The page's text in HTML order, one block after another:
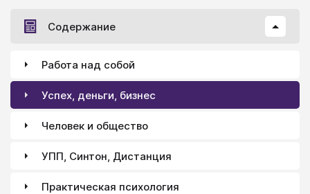
Содержание
Работа над собой
Успех, деньги, бизнес
Человек и общество
УПП, Синтон, Дистанция
Практическая психология